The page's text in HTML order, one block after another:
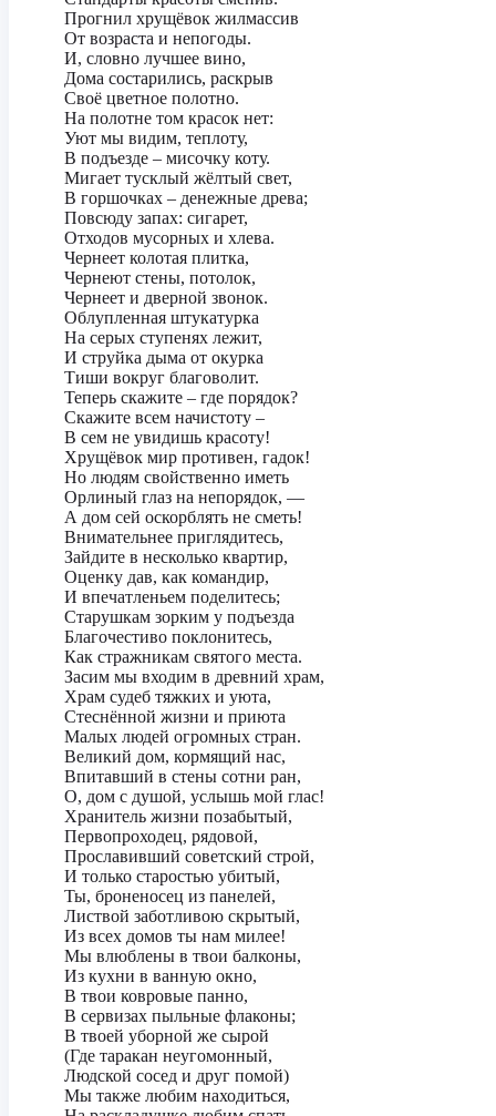
Прогнил хрущёвок жилмассив
От возраста и непогоды.
И, словно лучшее вино,
Дома состарились, раскрыв
Своё цветное полотно.
На полотне том красок нет:
Уют мы видим, теплоту,
В подъезде – мисочку коту.
Мигает тусклый жёлтый свет,
В горшочках – денежные древа;
Повсюду запах: сигарет,
Отходов мусорных и хлева.
Чернеет колотая плитка,
Чернеют стены, потолок,
Чернеет и дверной звонок.
Облупленная штукатурка
На серых ступенях лежит,
И струйка дыма от окурка
Тиши вокруг благоволит.
Теперь скажите – где порядок?
Скажите всем начистоту –
В сем не увидишь красоту!
Хрущёвок мир противен, гадок!
Но людям свойственно иметь
Орлиный глаз на непорядок, —
А дом сей оскорблять не сметь!
Внимательнее приглядитесь,
Зайдите в несколько квартир,
Оценку дав, как командир,
И впечатленьем поделитесь;
Старушкам зорким у подъезда
Благочестиво поклонитесь,
Как стражникам святого места.
Засим мы входим в древний храм,
Храм судеб тяжких и уюта,
Стеснённой жизни и приюта
Малых людей огромных стран.
Великий дом, кормящий нас,
Впитавший в стены сотни ран,
О, дом с душой, услышь мой глас!
Хранитель жизни позабытый,
Первопроходец, рядовой,
Прославивший советский строй,
И только старостью убитый,
Ты, броненосец из панелей,
Листвой заботливою скрытый,
Из всех домов ты нам милее!
Мы влюблены в твои балконы,
Из кухни в ванную окно,
В твои ковровые панно,
В сервизах пыльные флаконы;
В твоей уборной же сырой
(Где таракан неугомонный,
Людской сосед и друг помой)
Мы также любим находиться,